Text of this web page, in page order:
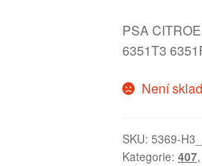
PSA
6351T3
Není
SKU: 5369-
Kategorie: 407,